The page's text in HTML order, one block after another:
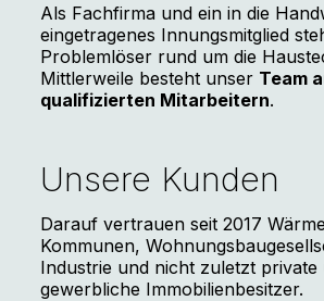
Als Fachfirma und ein in die
eingetragenes Innungsmitglied
Problemlöser rund um die
Mittlerweile besteht unser Team
qualifizierten Mitarbeitern.
Unsere Kunden
Darauf vertrauen seit 2017
Kommunen,
Industrie und nicht zuletzt private
gewerbliche Immobilienbesitzer.